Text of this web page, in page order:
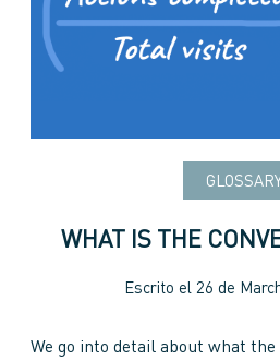
WHAT IS THE
Escrito el 26 de
We go into detail about what